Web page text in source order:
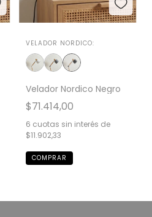
VELADOR NORDICO:
Velador Nordico Negro
$71.414,00
6 cuotas sin interés de
$11.902,33